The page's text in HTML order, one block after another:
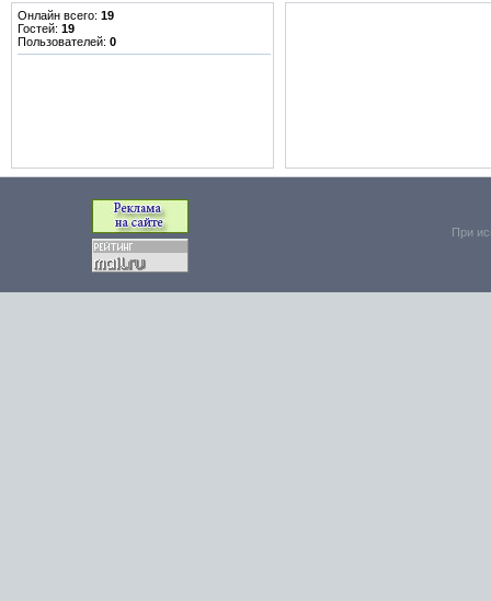
Онлайн всего: 19
Гостей: 19
Пользователей: 0
При